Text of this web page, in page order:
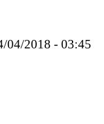
04/2018 - 03:45